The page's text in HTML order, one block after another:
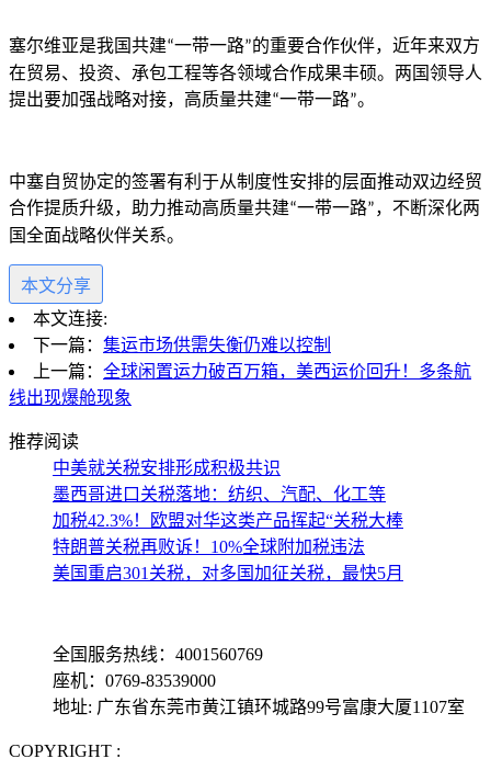
塞尔维亚是我国共建“一带一路”的重要合作伙伴，近年来双方
在贸易、投资、承包工程等各领域合作成果丰硕。两国领导人
提出要加强战略对接，高质量共建“一带一路”。
中塞自贸协定的签署有利于从制度性安排的层面推动双边经贸
合作提质升级，助力推动高质量共建“一带一路”，不断深化两
国全面战略伙伴关系。
本文分享
本文连接:
下一篇： 集运市场供需失衡仍难以控制
上一篇： 全球闲置运力破百万箱，美西运价回升！多条航
线出现爆舱现象
推荐阅读
中美就关税安排形成积极共识
墨西哥进口关税落地：纺织、汽配、化工等
加税42.3%！欧盟对华这类产品挥起“关税大棒
特朗普关税再败诉！10%全球附加税违法
美国重启301关税，对多国加征关税，最快5月
全国服务热线：4001560769
座机：0769-83539000
地址: 广东省东莞市黄江镇环城路99号富康大厦1107室
COPYRIGHT :